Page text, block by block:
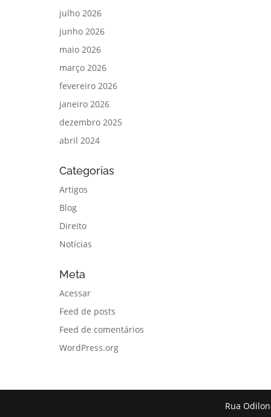
julho 2026
junho 2026
maio 2026
março 2026
fevereiro 2026
janeiro 2026
dezembro 2025
abril 2024
Categorias
Artigos
Blog
Direito
Notícias
Meta
Acessar
Feed de posts
Feed de comentários
WordPress.org
Rua